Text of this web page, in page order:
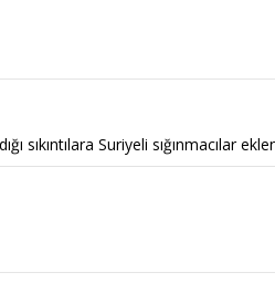
sıkıntılara Suriyeli sığınmacılar